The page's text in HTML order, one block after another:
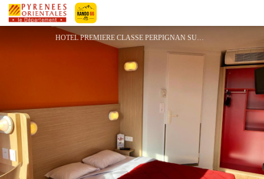
HOTEL PREMIERE CLASSE PERPIGNAN SUD
HOTEL PREMIERE CLASSE PERPIGNAN SUD 1 - ©PREMIERE CLASSE PERPIGNAN SUD